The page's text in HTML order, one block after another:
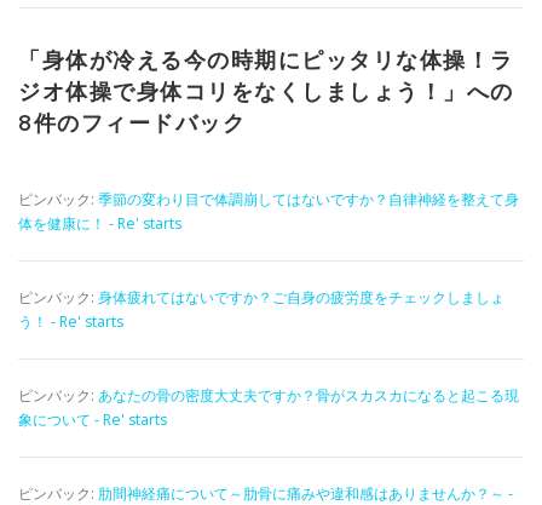
「 身体が冷える今の時期にピッタリな体操！ラ
ジオ体操で身体コリをなくしましょう！
」への
8件のフィードバック
ピンバック: 季節の変わり目で体調崩してはないですか？自律神経を整えて身
体を健康に！ - Re' starts
ピンバック: 身体疲れてはないですか？ご自身の疲労度をチェックしましょ
う！ - Re' starts
ピンバック: あなたの骨の密度大丈夫ですか？骨がスカスカになると起こる現
象について - Re' starts
ピンバック: 肋間神経痛について～肋骨に痛みや違和感はありませんか？～ -